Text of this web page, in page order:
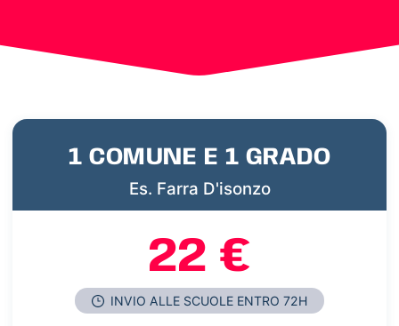
1 COMUNE E 1 GRADO
Es. Farra D'isonzo
22 €
INVIO ALLE SCUOLE ENTRO 72H